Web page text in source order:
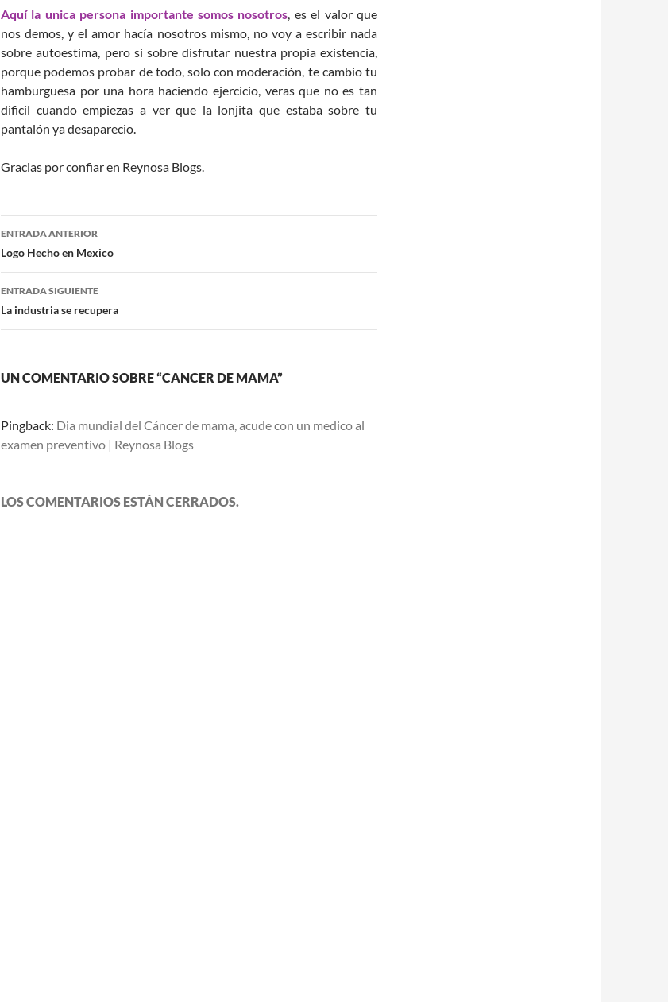
Aquí la unica persona importante somos nosotros, es el valor que
nos demos, y el amor hacía nosotros mismo, no voy a escribir nada
sobre autoestima, pero si sobre disfrutar nuestra propia existencia,
porque podemos probar de todo, solo con moderación, te cambio tu
hamburguesa por una hora haciendo ejercicio, veras que no es tan
dificil cuando empiezas a ver que la lonjita que estaba sobre tu
pantalón ya desaparecio.
Gracias por confiar en Reynosa Blogs.
Navegación
de
entradas
ENTRADA ANTERIOR
Logo Hecho en Mexico
ENTRADA SIGUIENTE
La industria se recupera
UN COMENTARIO SOBRE “CANCER DE MAMA”
Pingback: Dia mundial del Cáncer de mama, acude con un medico al
examen preventivo | Reynosa Blogs
LOS COMENTARIOS ESTÁN CERRADOS.